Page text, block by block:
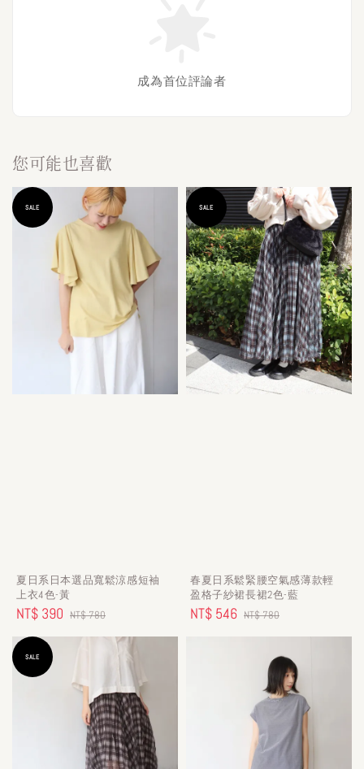
成為首位評論者
您可能也喜歡
SALE
夏日系日本選品寬鬆涼感短袖
上衣4色-黃
Sale
price
NT$ 390 Regular
price
NT$ 780
SALE
春夏日系鬆緊腰空氣感薄款輕
盈格子紗裙長裙2色-藍
Sale
NT$ 546 Regular
price
NT$ 780
SALE